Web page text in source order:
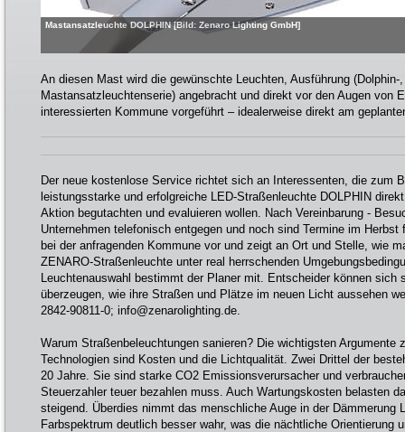
Mastansatzleuchte DOLPHIN [Bild: Zenaro Lighting GmbH]
An diesen Mast wird die gewünschte Leuchten, Ausführung (Dolphin-
Mastansatzleuchtenserie) angebracht und direkt vor den Augen von
interessierten Kommune vorgeführt – idealerweise direkt am
Der neue kostenlose Service richtet sich an Interessenten, die zum
leistungsstarke und erfolgreiche LED-Straßenleuchte DOLPHIN
Aktion begutachten und evaluieren wollen. Nach Vereinbarung -
Unternehmen telefonisch entgegen und noch sind Termine im
bei der anfragenden Kommune vor und zeigt an Ort und Stelle, wie
ZENARO-Straßenleuchte unter real herrschenden
Leuchtenauswahl bestimmt der Planer mit. Entscheider können sich
überzeugen, wie ihre Straßen und Plätze im neuen Licht aussehen
2842-90811-0; info@zenarolighting.de.
Warum Straßenbeleuchtungen sanieren? Die wichtigsten Argumente
Technologien sind Kosten und die Lichtqualität. Zwei Drittel der
20 Jahre. Sie sind starke CO2 Emissionsverursacher und
Steuerzahler teuer bezahlen muss. Auch Wartungskosten belasten
steigend. Überdies nimmt das menschliche Auge in der Dämmerung
Farbspektrum deutlich besser wahr, was die nächtliche Orientierung